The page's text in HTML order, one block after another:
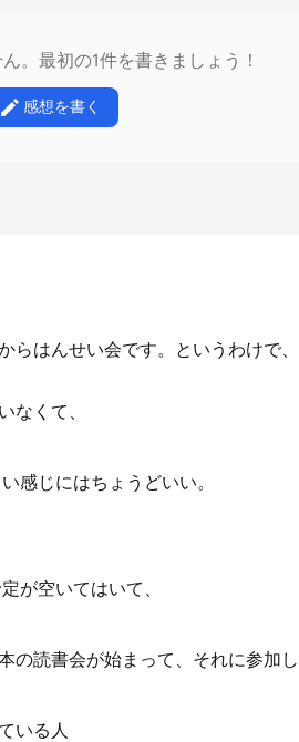
。最初の1件を書きましょう！
感想を書く
らはんせい会です。というわけで
なくて、
感じにはちょうどいい。
が空いてはいて、
の読書会が始まって、それに参加
いる人